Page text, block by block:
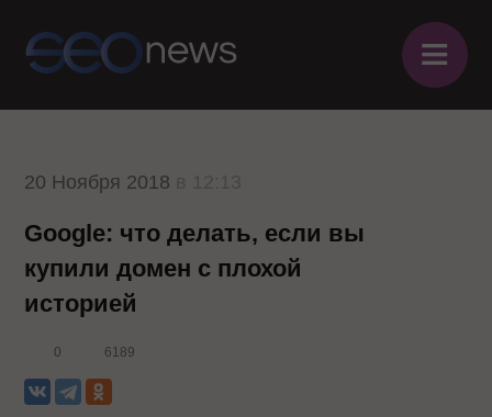
≡
20 Ноября 2018
Google: что делать, если вы
купили домен с плохой
историей
0 6189